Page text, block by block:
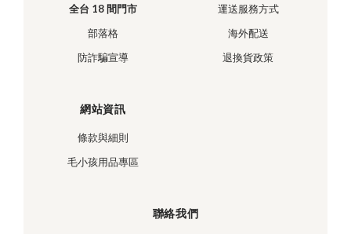
全台 18 間門市
部落格
防詐騙宣導
運送服務方式
海外配送
退換貨政策
網站資訊
條款與細則
毛小孩用品專區
聯絡我們